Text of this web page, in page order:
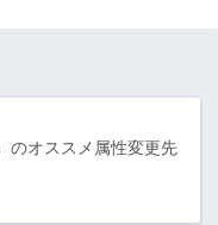
のオススメ属性変更先